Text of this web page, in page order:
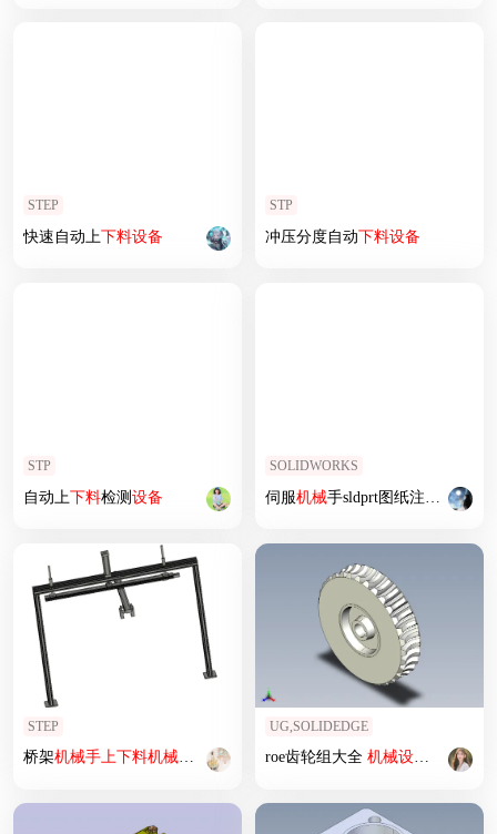
STEP
快速自动上下料设备
STP
冲压分度自动下料设备
STP
自动上下料检测设备
SOLIDWORKS
伺服机械手sldprt图纸注塑机 机械
STEP
桥架机械手上下料机械手搬运机械 三维
UG,SOLIDEDGE
roe齿轮组大全 机械设备 机械素材